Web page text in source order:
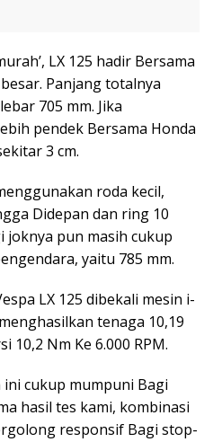
LX 125 hadir Bersama
Panjang totalnya
705 mm. Jika
pendek Bersama Honda
3 cm.
roda kecil,
Didepan dan ring 10
joknya pun masih cukup
yaitu 785 mm.
LX 125 dibekali mesin i-
tenaga 10,19
10,2 Nm Ke 6.000 RPM.
cukup mumpuni Bagi
hasil tes kami, kombinasi
responsif Bagi stop-